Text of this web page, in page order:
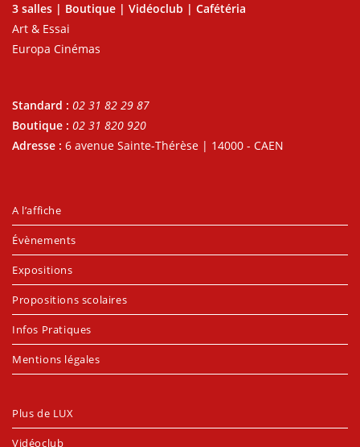
3 salles | Boutique | Vidéoclub | Cafétéria
Art & Essai
Europa Cinémas
Standard : 02 31 82 29 87
Boutique : 02 31 820 920
Adresse : 6 avenue Sainte-Thérèse | 14000 - CAEN
A l’affiche
Évènements
Expositions
Propositions scolaires
Infos Pratiques
Mentions légales
Plus de LUX
Vidéoclub